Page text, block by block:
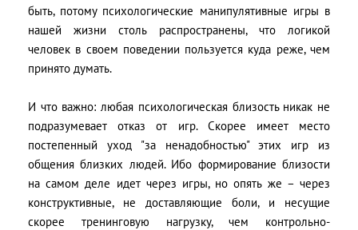
быть, потому психологические манипулятивные игры в
нашей жизни столь распространены, что логикой
человек в своем поведении пользуется куда реже, чем
принято думать.
И что важно: любая психологическая близость никак не
подразумевает отказ от игр. Скорее имеет место
постепенный уход "за ненадобностью" этих игр из
общения близких людей. Ибо формирование близости
на самом деле идет через игры, но опять же – через
конструктивные, не доставляющие боли, и несущие
скорее тренинговую нагрузку, чем контрольно-